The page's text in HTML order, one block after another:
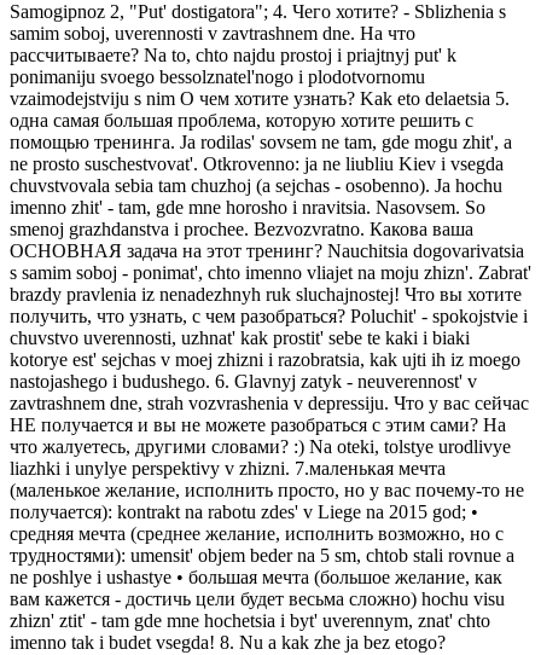
Samogipnoz 2, "Put' dostigatora"; 4. Чего хотите? - Sblizhenia s
samim soboj, uverennosti v zavtrashnem dne. На что
рассчитываете? Na to, chto najdu prostoj i priajtnyj put' k
ponimaniju svoego bessolznatel'nogo i plodotvornomu
vzaimodejstviju s nim О чем хотите узнать? Kak eto delaetsia 5.
одна самая большая проблема, которую хотите решить с
помощью тренинга. Ja rodilas' sovsem ne tam, gde mogu zhit', a
ne prosto suschestvovat'. Otkrovenno: ja ne liubliu Kiev i vsegda
chuvstvovala sebia tam chuzhoj (a sejchas - osobenno). Ja hochu
imenno zhit' - tam, gde mne horosho i nravitsia. Nasovsem. So
smenoj grazhdanstva i prochee. Bezvozvratno. Какова ваша
ОСНОВНАЯ задача на этот тренинг? Nauchitsia dogovarivatsia
s samim soboj - ponimat', chto imenno vliajet na moju zhizn'. Zabrat'
brazdy pravlenia iz nenadezhnyh ruk sluchajnostej! Что вы хотите
получить, что узнать, с чем разобраться? Poluchit' - spokojstvie i
chuvstvo uverennosti, uzhnat' kak prostit' sebe te kaki i biaki
kotorye est' sejchas v moej zhizni i razobratsia, kak ujti ih iz moego
nastojashego i budushego. 6. Glavnyj zatyk - neuverennost' v
zavtrashnem dne, strah vozvrashenia v depressiju. Что у вас сейчас
НЕ получается и вы не можете разобраться с этим сами? На
что жалуетесь, другими словами? :) Na oteki, tolstye urodlivye
liazhki i unylye perspektivy v zhizni. 7.маленькая мечта
(маленькое желание, исполнить просто, но у вас почему-то не
получается): kontrakt na rabotu zdes' v Liege na 2015 god; •
средняя мечта (среднее желание, исполнить возможно, но с
трудностями): umensit' objem beder na 5 sm, chtob stali rovnue a
ne poshlye i ushastye • большая мечта (большое желание, как
вам кажется - достичь цели будет весьма сложно) hochu visu
zhizn' ztit' - tam gde mne hochetsia i byt' uverennym, znat' chto
imenno tak i budet vsegda! 8. Nu a kak zhe ja bez etogo?